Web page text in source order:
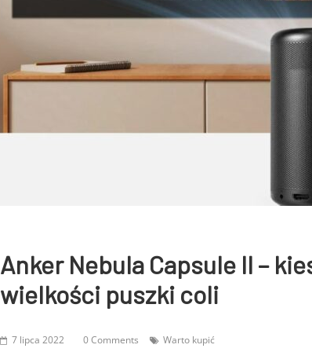
Anker Nebula Capsule II –
wielkości puszki coli
7 lipca 2022 0 Comments Warto kupić